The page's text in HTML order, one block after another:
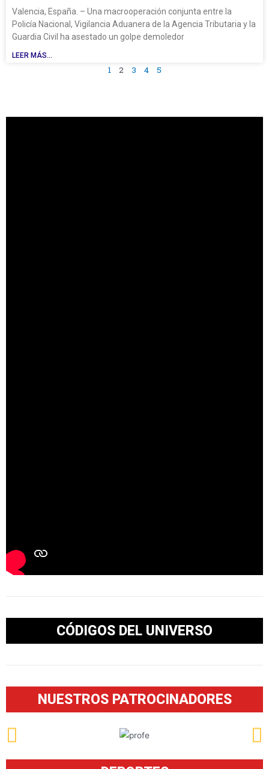
Valencia, España. – Una macrooperación conjunta entre la
Policía Nacional, Vigilancia Aduanera de la Agencia Tributaria y la
Guardia Civil ha asestado un golpe demoledor
LEER MÁS...
1 2 3 4 5
CÓDIGOS DEL UNIVERSO
NUESTROS PATROCINADORES